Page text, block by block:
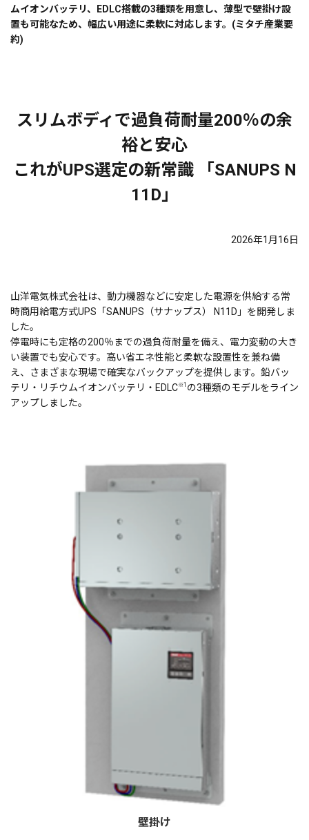
ムイオンバッテリ、EDLC搭載の3種類を用意し、薄型で壁掛け設
置も可能なため、幅広い用途に柔軟に対応します。(ミタチ産業要
約)
スリムボディで過負荷耐量200％の余
裕と安心
これがUPS選定の新常識 「SANUPS N
11D」
2026年1月16日
山洋電気株式会社は、動力機器などに安定した電源を供給する常
時商用給電方式UPS「SANUPS（サナップス） N11D」を開発しま
した。
停電時にも定格の200％までの過負荷耐量を備え、電力変動の大き
い装置でも安心です。高い省エネ性能と柔軟な設置性を兼ね備
え、さまざまな現場で確実なバックアップを提供します。鉛バッ
テリ・リチウムイオンバッテリ・EDLC※1 の3種類のモデルをライン
アップしました。
壁掛け